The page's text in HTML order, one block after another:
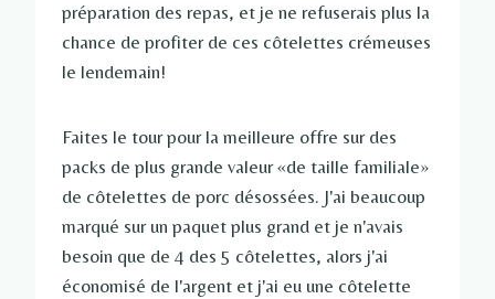
préparation des repas, et je ne refuserais plus la
chance de profiter de ces côtelettes crémeuses
le lendemain!
Faites le tour pour la meilleure offre sur des
packs de plus grande valeur «de taille familiale»
de côtelettes de porc désossées. J'ai beaucoup
marqué sur un paquet plus grand et je n'avais
besoin que de 4 des 5 côtelettes, alors j'ai
économisé de l'argent et j'ai eu une côtelette